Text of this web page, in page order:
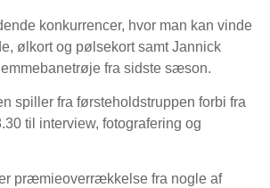
konkurrencer, hvor man kan vinde
ølkort og pølsekort samt Jannick
fra sidste sæson.
spiller fra førsteholdstruppen forbi fra
til interview, fotografering og
præmieoverrækkelse fra nogle af